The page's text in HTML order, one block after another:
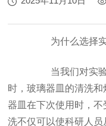
为什么选择实
当我们对实验
时，玻璃器皿的清洗
器皿在下次使用时，
洗不仅可以使科研人